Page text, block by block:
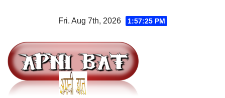
Fri. Aug 7th, 2026 1:57:26 PM